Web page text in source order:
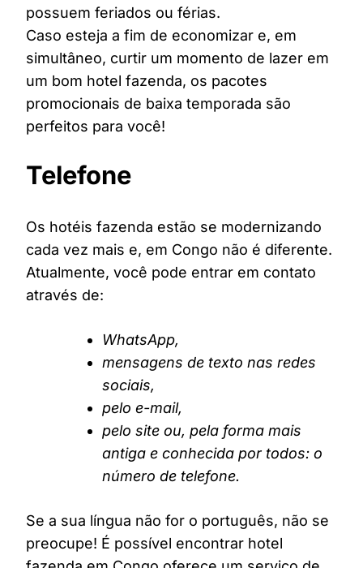
possuem feriados ou férias.
Caso esteja a fim de economizar e, em
simultâneo, curtir um momento de lazer em
um bom hotel fazenda, os pacotes
promocionais de baixa temporada são
perfeitos para você!
Telefone
Os hotéis fazenda estão se modernizando
cada vez mais e, em Congo não é diferente.
Atualmente, você pode entrar em contato
através de:
WhatsApp,
mensagens de texto nas redes
sociais,
pelo e-mail,
pelo site ou, pela forma mais
antiga e conhecida por todos: o
número de telefone.
Se a sua língua não for o português, não se
preocupe! É possível encontrar hotel